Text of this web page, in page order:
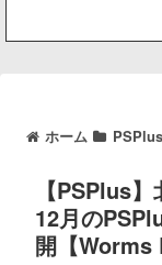
ホーム PSPlus
【PSPlus
12月の
開【Worms